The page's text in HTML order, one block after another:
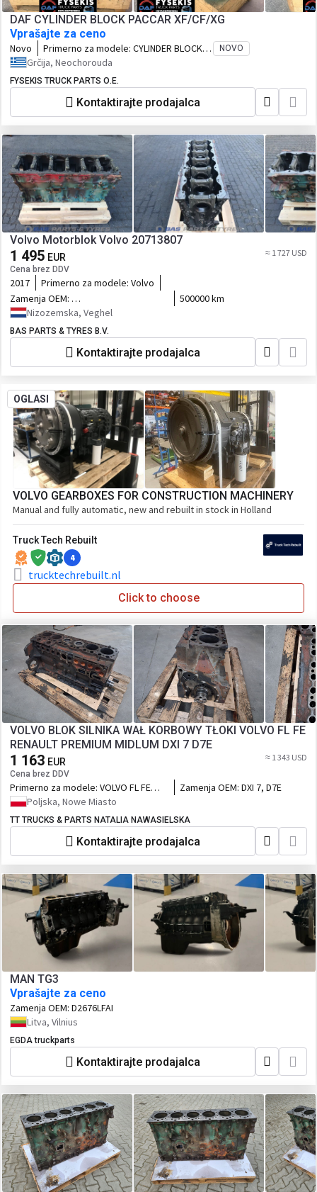
DAF CYLINDER BLOCK PACCAR XF/CF/XG
Vprašajte za ceno
Novo Primerno za modele: CYLINDER BLOCK
DAFXF/CF/XG 480HP 530HP 2017-2025
NOVO
Grčija, Neochorouda
FYSEKIS TRUCK PARTS Ο.Ε.
Kontaktirajte prodajalca
Volvo Motorblok Volvo 20713807
1 495 EUR
Cena brez DDV
≈ 1 727 USD
2017 Primerno za modele: Volvo
Zamenja OEM:
500000 km
Nizozemska, Veghel
BAS PARTS & TYRES B.V.
Kontaktirajte prodajalca
OGLASI
VOLVO GEARBOXES FOR CONSTRUCTION MACHINERY
Manual and fully automatic, new and rebuilt in stock in Holland
Truck Tech Rebuilt
4
trucktechrebuilt.nl
Click to choose
VOLVO BLOK SILNIKA WAŁ KORBOWY TŁOKI VOLVO FL FE
RENAULT PREMIUM MIDLUM DXI 7 D7E
1 163 EUR
Cena brez DDV
≈ 1 343 USD
Primerno za modele: VOLVO FL FE
RENAULT PREMIUM MIDLUM DXI 7
Zamenja OEM: DXI 7, D7E
Poljska, Nowe Miasto
TT TRUCKS & PARTS NATALIA NAWASIELSKA
Kontaktirajte prodajalca
MAN TG3
Vprašajte za ceno
Zamenja OEM: D2676LFAI
Litva, Vilnius
EGDA truckparts
Kontaktirajte prodajalca